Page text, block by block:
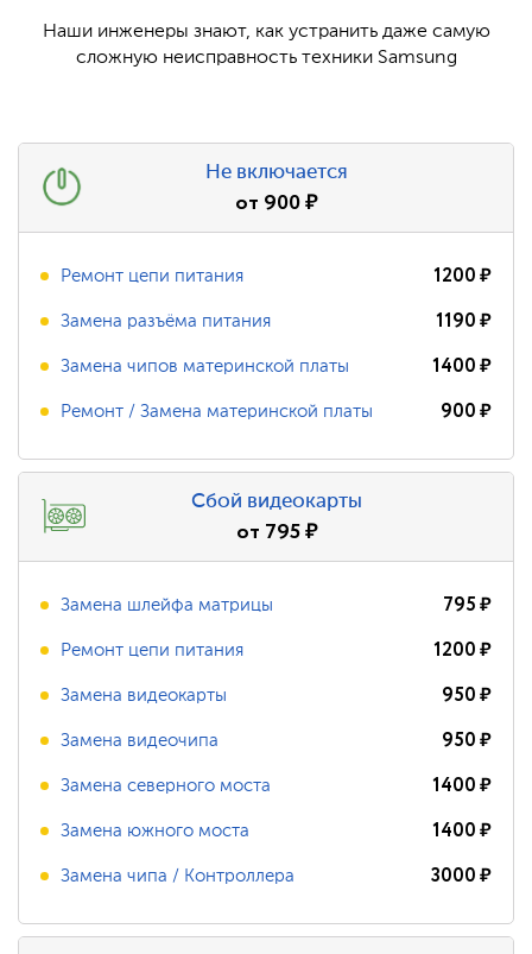
Наши инженеры знают, как устранить даже самую
сложную неисправность техники Samsung
Не включается
от 900₽
Ремонт цепи питания 1200₽
Замена разъёма питания 1190₽
Замена чипов материнской платы 1400₽
Ремонт / Замена материнской платы 900₽
Сбой видеокарты
от 795₽
Замена шлейфа матрицы 795₽
Ремонт цепи питания 1200₽
Замена видеокарты 950₽
Замена видеочипа 950₽
Замена северного моста 1400₽
Замена южного моста 1400₽
Замена чипа / Контроллера 3000₽